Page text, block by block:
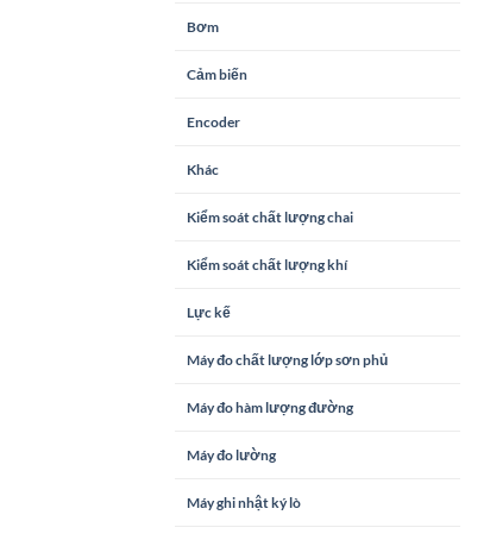
Bơm
Cảm biến
Encoder
Khác
Kiểm soát chất lượng chai
Kiểm soát chất lượng khí
Lực kế
Máy đo chất lượng lớp sơn phủ
Máy đo hàm lượng đường
Máy đo lường
Máy ghi nhật ký lò